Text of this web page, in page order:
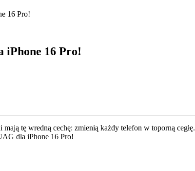
16 Pro!
iPhone 16 Pro!
mają tę wredną cechę: zmienią każdy telefon w toporną cegłę.
dla iPhone 16 Pro!